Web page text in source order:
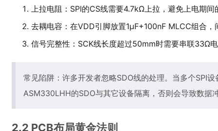
上拉电阻：SPI的CS线需要4.7kΩ上拉，避免上电期间
去耦电容：在VDD引脚放置1μF+100nF MLCC组合
信号完整性：SCK线长度超过50mm时需要串联33Ω
常见陷阱：许多开发者忽略SDO线的处理。当多个SPI
ASM330LHH的SDO与其它设备隔离，否则会导致数据
2.2 PCB布局黄金法则